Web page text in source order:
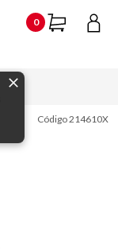
0
Código214610X